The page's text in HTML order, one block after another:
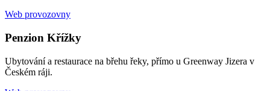
Web provozovny
Penzion Křížky
Ubytování a restaurace na břehu řeky, přímo u Greenway Jizera v
Českém ráji.